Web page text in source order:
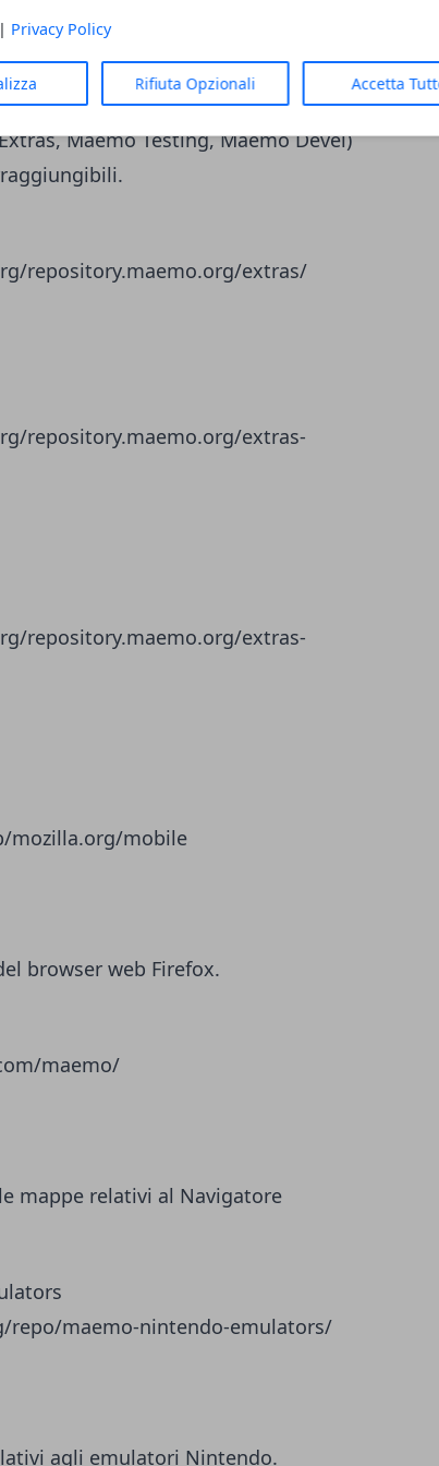
Privacy Policy
Rifiuta Opzionali Accetta
mirror e contengono gli stessi
maemo.org. Sono da utilizzare
Maemo Testing, Maemo Devel)
repository.maemo.org/extras/
repository.maemo.org/extras-
repository.maemo.org/extras-
mozilla.org/mobile
browser web Firefox.
maemo/
mappe relativi al Navigatore
repo/maemo-nintendo-emulators/
agli emulatori Nintendo.